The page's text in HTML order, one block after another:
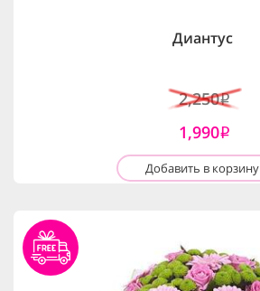
Диантус
2,250i
1,990i
Добавить в корзину